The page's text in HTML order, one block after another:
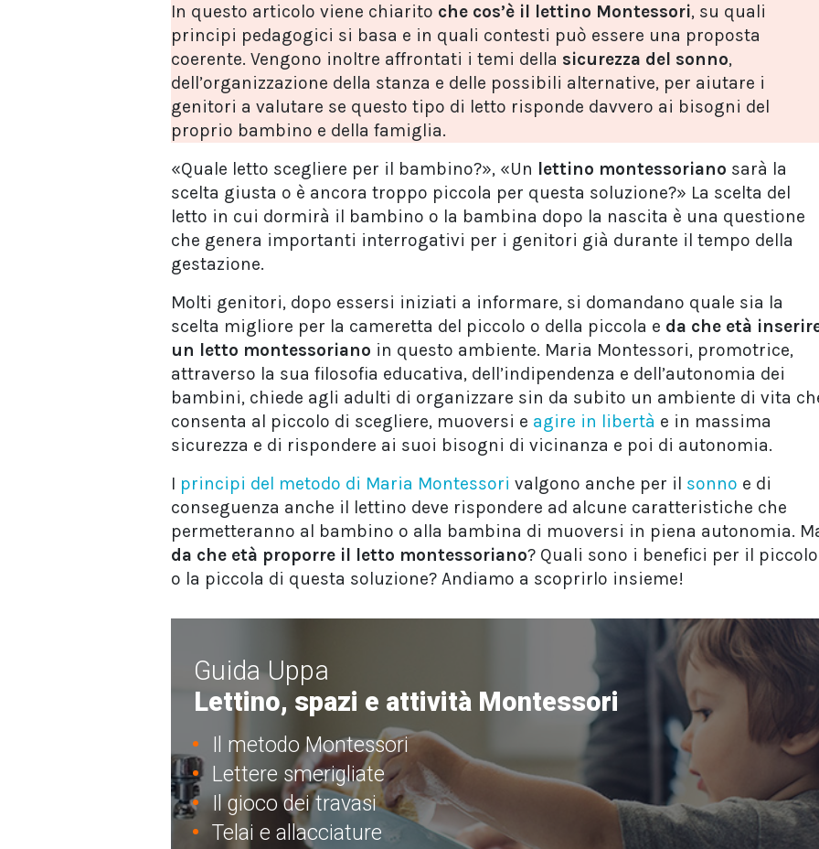
In questo articolo viene chiarito che cos’è il lettino Montessori, su quali
principi pedagogici si basa e in quali contesti può essere una proposta
coerente. Vengono inoltre affrontati i temi della sicurezza del sonno,
dell’organizzazione della stanza e delle possibili alternative, per aiutare i
genitori a valutare se questo tipo di letto risponde davvero ai bisogni del
proprio bambino e della famiglia.
«Quale letto scegliere per il bambino?», «Un lettino montessoriano sarà la
scelta giusta o è ancora troppo piccola per questa soluzione?» La scelta del
letto in cui dormirà il bambino o la bambina dopo la nascita è una questione
che genera importanti interrogativi per i genitori già durante il tempo della
gestazione.
Molti genitori, dopo essersi iniziati a informare, si domandano quale sia la
scelta migliore per la cameretta del piccolo o della piccola e da che età
un letto montessoriano in questo ambiente. Maria Montessori, promotrice,
attraverso la sua filosofia educativa, dell’indipendenza e dell’autonomia dei
bambini, chiede agli adulti di organizzare sin da subito un ambiente di vita
consenta al piccolo di scegliere, muoversi e agire in libertà e in massima
sicurezza e di rispondere ai suoi bisogni di vicinanza e poi di autonomia.
I principi del metodo di Maria Montessori valgono anche per il sonno e di
conseguenza anche il lettino deve rispondere ad alcune caratteristiche che
permetteranno al bambino o alla bambina di muoversi in piena autonomia.
da che età proporre il letto montessoriano? Quali sono i benefici per il piccolo
o la piccola di questa soluzione? Andiamo a scoprirlo insieme!
Guida Uppa
Lettino, spazi e attività Montessori
Il metodo Montessori
Lettere smerigliate
Il gioco dei travasi
Telai e allacciature